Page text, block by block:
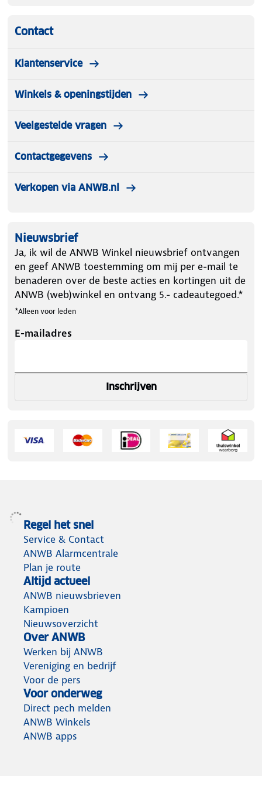
Inclusief: Afneembare zijtas
partner voor elk avontuur, of je nu een dag aan
Contact
Klantenservice
Winkels & openingstijden
Veelgestelde vragen
Contactgegevens
Verkopen via ANWB.nl
Nieuwsbrief
Ja, ik wil de ANWB Winkel nieuwsbrief ontvangen
en geef ANWB toestemming om mij per e-mail te
benaderen over de beste acties en kortingen uit de
ANWB (web)winkel en ontvang 5.- cadeautegoed.*
*Alleen voor leden
E-mailadres
Inschrijven
Regel het snel
Service & Contact
ANWB Alarmcentrale
Plan je route
Altijd actueel
ANWB nieuwsbrieven
Kampioen
Nieuwsoverzicht
Over ANWB
Werken bij ANWB
Vereniging en bedrijf
Voor de pers
Voor onderweg
Direct pech melden
ANWB Winkels
ANWB apps